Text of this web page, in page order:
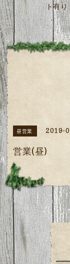
ト有り
昼営業 2019-
営業(昼)